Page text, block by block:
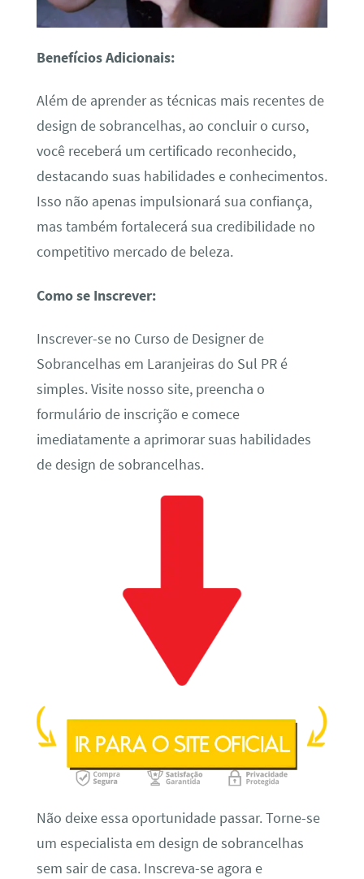
Benefícios Adicionais:
Além de aprender as técnicas mais recentes de
design de sobrancelhas, ao concluir o curso,
você receberá um certificado reconhecido,
destacando suas habilidades e conhecimentos.
Isso não apenas impulsionará sua confiança,
mas também fortalecerá sua credibilidade no
competitivo mercado de beleza.
Como se Inscrever:
Inscrever-se no Curso de Designer de
Sobrancelhas em Laranjeiras do Sul PR é
simples. Visite nosso site, preencha o
formulário de inscrição e comece
imediatamente a aprimorar suas habilidades
de design de sobrancelhas.
Não deixe essa oportunidade passar. Torne-se
um especialista em design de sobrancelhas
sem sair de casa. Inscreva-se agora e